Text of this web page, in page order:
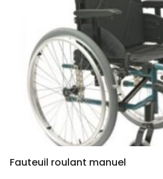
Fauteuil roulant manuel